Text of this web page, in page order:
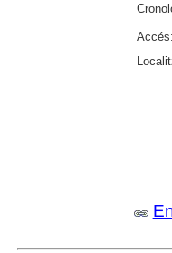
Accés: